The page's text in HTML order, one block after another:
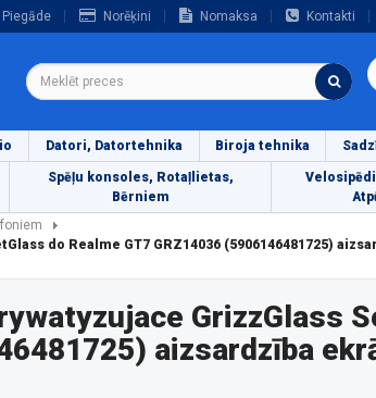
Piegāde Norēķini Nomaksa Kontakti
Datori, Datortehnika Biroja tehnika
Spēļu konsoles, Rotaļlietas,
Bērniem
do Realme GT7 GRZ14036 (5906146481725)
GrizzGlass
aizsardzība